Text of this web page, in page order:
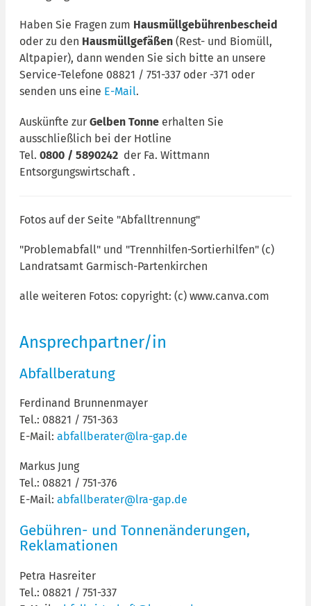
Haben Sie Fragen zum Hausmüllgebührenbescheid
oder zu den Hausmüllgefäßen (Rest- und Biomüll,
Altpapier), dann wenden Sie sich bitte an unsere
Service-Telefone 08821 / 751-337 oder -371 oder
senden uns eine E-Mail.
Auskünfte zur Gelben Tonne erhalten Sie
ausschließlich bei der Hotline
Tel. 0800 / 5890242 der Fa. Wittmann
Entsorgungswirtschaft .
Fotos auf der Seite "Abfalltrennung"
"Problemabfall" und "Trennhilfen-Sortierhilfen" (c)
Landratsamt Garmisch-Partenkirchen
alle weiteren Fotos: copyright: (c) www.canva.com
Ansprechpartner/in
Abfallberatung
Ferdinand Brunnenmayer
Tel.: 08821 / 751-363
E-Mail: abfallberater@lra-gap.de
Markus Jung
Tel.: 08821 / 751-376
E-Mail: abfallberater@lra-gap.de
Gebühren- und Tonnenänderungen,
Reklamationen
Petra Hasreiter
Tel.: 08821 / 751-337